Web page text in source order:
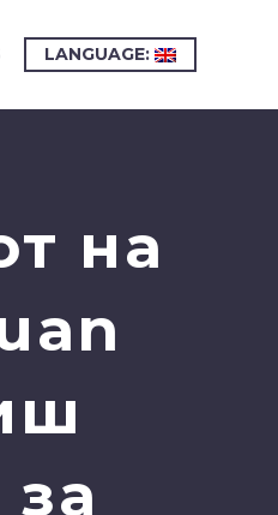
LANGUAGE:
на